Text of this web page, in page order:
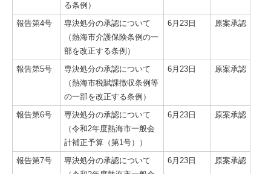
る条例）
報告第4号
専決処分の承認について
（熱海市介護保険条例の一
部を改正する条例）
6月23日 原案承認
報告第5号
専決処分の承認について
（熱海市税賦課徴収条例等
の一部を改正する条例）
6月23日 原案承認
報告第6号
専決処分の承認について
（令和2年度熱海市一般会
計補正予算（第1号））
6月23日 原案承認
報告第7号
専決処分の承認について
6月23日 原案承認